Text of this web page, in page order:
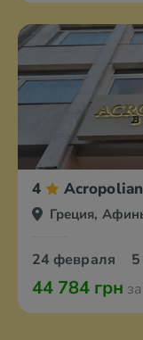
4
Греция,
24 февраля
44 784 грн